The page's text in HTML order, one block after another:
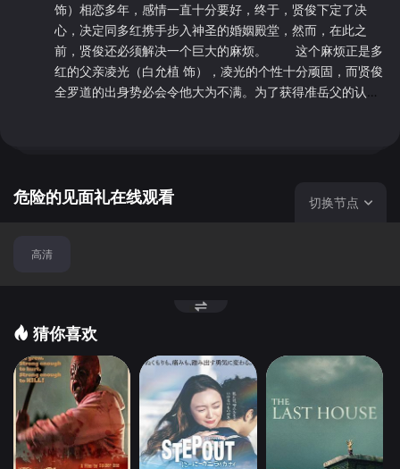
饰）相恋多年，感情一直十分要好，终于，贤俊下定了决
心，决定同多红携手步入神圣的婚姻殿堂，然而，在此之
前，贤俊还必须解决一个巨大的麻烦。 这个麻烦正是多
红的父亲凌光（白允植 饰），凌光的个性十分顽固，而贤俊
全罗道的出身势必会令他大为不满。为了获得准岳父的认
危险的见面礼在线观看 切换节点
高清
猜你喜欢